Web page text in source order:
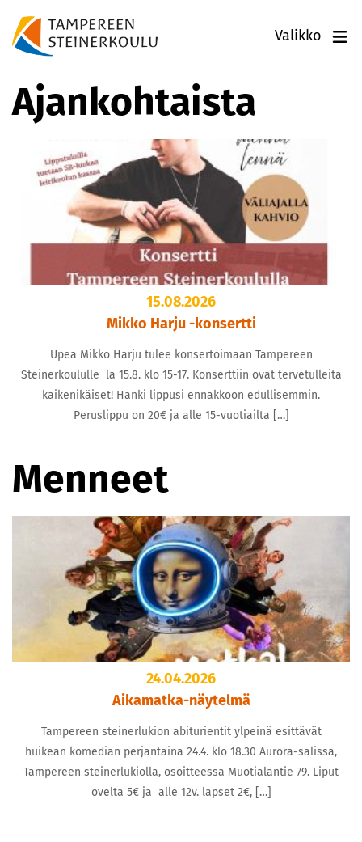
Valikko
Ajankohtaista
15.08.2026
Mikko Harju -konsertti
Upea Mikko Harju tulee konsertoimaan Tampereen
Steinerkoululle la 15.8. klo 15-17. Konserttiin ovat tervetulleita
kaikenikäiset! Hanki lippusi ennakkoon edullisemmin.
Peruslippu on 20€ ja alle 15-vuotiailta […]
Menneet
24.04.2026
Aikamatka-näytelmä
Tampereen steinerlukion abiturientit ylpeinä esittävät
huikean komedian perjantaina 24.4. klo 18.30 Aurora-salissa,
Tampereen steinerlukiolla, osoitteessa Muotialantie 79. Liput
ovelta 5€ ja alle 12v. lapset 2€, […]